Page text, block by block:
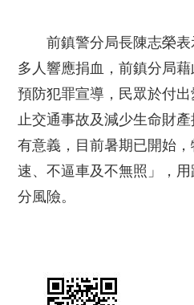
前鎮警分局長陳志榮表
多人響應捐血，前鎮分局
預防犯罪宣導，民眾於付
止交通事故及減少生命財
有意義，目前暑期已開始
速、不逼車及不無照」，
分風險。